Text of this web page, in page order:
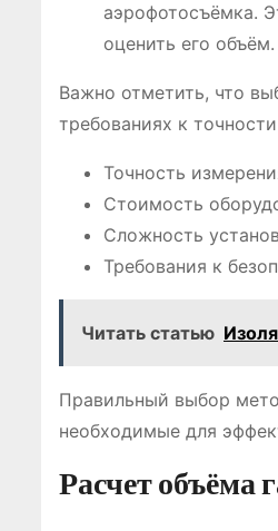
аэрофотосъёмка.
оценить его объём.
Важно отметить, что
требованиях к
Точность
Стоимость
Сложность
Требования к
Читать статью
Правильный выбор
необходимые для
Расчет объёма